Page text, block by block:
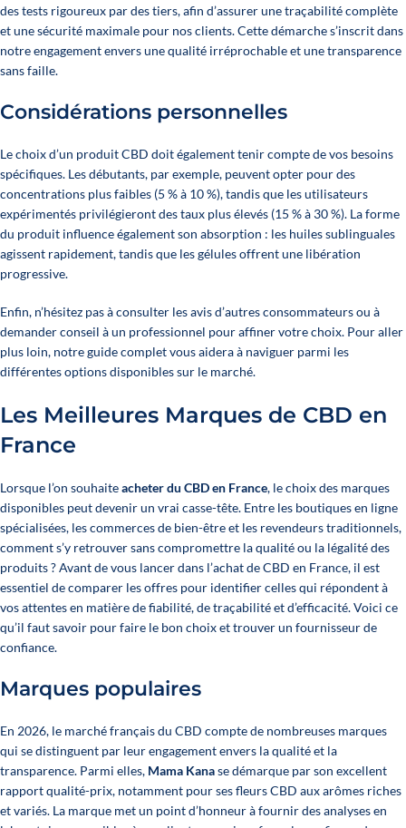
des tests rigoureux par des tiers, afin d’assurer une traçabilité complète
et une sécurité maximale pour nos clients. Cette démarche s’inscrit dans
notre engagement envers une qualité irréprochable et une transparence
sans faille.
Considérations personnelles
Le choix d’un produit CBD doit également tenir compte de vos besoins
spécifiques. Les débutants, par exemple, peuvent opter pour des
concentrations plus faibles (5 % à 10 %), tandis que les utilisateurs
expérimentés privilégieront des taux plus élevés (15 % à 30 %). La forme
du produit influence également son absorption : les huiles sublinguales
agissent rapidement, tandis que les gélules offrent une libération
progressive.
Enfin, n’hésitez pas à consulter les avis d’autres consommateurs ou à
demander conseil à un professionnel pour affiner votre choix. Pour aller
plus loin, notre guide completvous aidera à naviguer parmi les
différentes options disponibles sur le marché.
Les Meilleures Marques de CBD en
France
Lorsque l’on souhaiteacheter du CBD en France, le choix des marques
disponibles peut devenir un vrai casse-tête. Entre les boutiques en ligne
spécialisées, les commerces de bien-être et les revendeurs traditionnels,
comment s’y retrouver sans compromettre la qualité ou la légalité des
produits ? Avant de vous lancer dans l’achat de CBD en France, il est
essentiel de comparer les offres pour identifier celles qui répondent à
vos attentes en matière de fiabilité, de traçabilité et d’efficacité. Voici ce
qu’il faut savoir pour faire le bon choix et trouver un fournisseur de
confiance.
Marques populaires
En 2026, le marché français du CBD compte de nombreuses marques
qui se distinguent par leur engagement envers la qualité et la
transparence. Parmi elles, Mama Kanase démarque par son excellent
rapport qualité-prix, notamment pour ses fleurs CBD aux arômes riches
et variés. La marque met un point d’honneur à fournir des analyses en